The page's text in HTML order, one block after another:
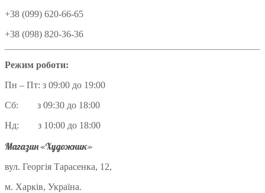
+38 (099) 620-66-65
+38 (098) 820-36-36
Режим роботи:
Пн – Пт: з 09:00 до 19:00
Сб: з 09:30 до 18:00
Нд: з 10:00 до 18:00
Магазин «Художник»
вул. Георгія Тарасенка, 12,
м. Харків, Україна.